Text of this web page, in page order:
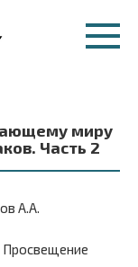
миру
Часть 2
А.А.
Просвещение